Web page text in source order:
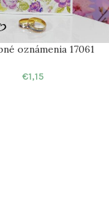
oznámenia 17061
€1,15